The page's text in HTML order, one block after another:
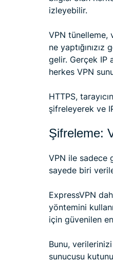
izleyebilir.
VPN tünelleme,
ne
gelir. Gerçek IP
herkes VPN
HTTPS,
şifreleyerek ve
Şifreleme:
VPN ile sadece
sayede biri
ExpressVPN
yöntemini
için güvenilen
Bunu,
sunucusu